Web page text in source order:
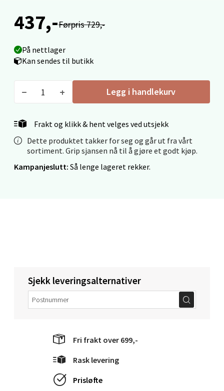
437,-Førpris 729,-
På nettlager
Kan sendes til butikk
Legg i handlekurv
Frakt og klikk & hent velges ved utsjekk
Dette produktet takker for seg og går ut fra vårt
sortiment. Grip sjansen nå til å gjøre et godt kjøp.
Kampanjeslutt: Så lenge lageret rekker.
Sjekk leveringsalternativer
Fri frakt over 699,-
Rask levering
Prisløfte
Narvik - Thon Senter Malmporten
Oppdal - Aunasenteret
Åpent i dag 10-18
0 i butikk